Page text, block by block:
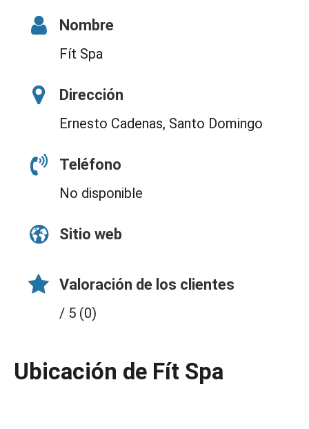
Nombre
Fít Spa
Dirección
Ernesto Cadenas, Santo Domingo
Teléfono
No disponible
Sitio web
Valoración de los clientes
/ 5 (0)
Ubicación de Fít Spa